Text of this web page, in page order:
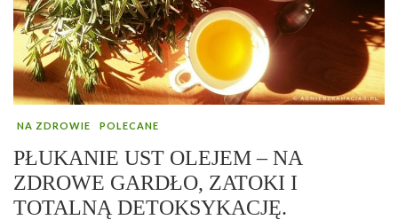
NA ZDROWIE POLECANE
PŁUKANIE UST OLEJEM – NA
ZDROWE GARDŁO, ZATOKI I
TOTALNĄ DETOKSYKACJĘ.